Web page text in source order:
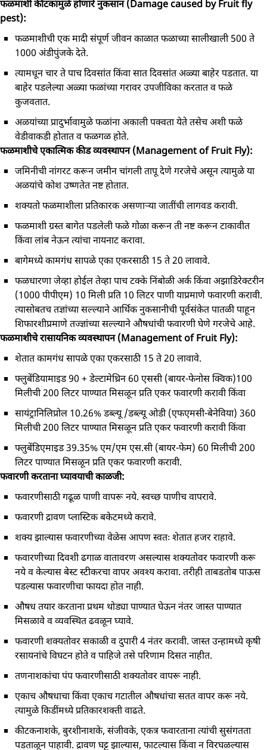
फळमाशी कीटकामुळे होणारे नुकसान (Damage caused by Fruit fly
pest):
फळमाशीची एक मादी संपूर्ण जीवन काळात फळाच्या सालीखाली 500 ते
1000 अंडीपुंजके देते.
त्यामधून चार ते पाच दिवसांत किंवा सात दिवसांत अळ्या बाहेर पडतात. या
बाहेर पडलेल्या अळ्या फळांच्या गरावर उपजीविका करतात व फळे
कुजवतात.
अळयांच्या प्रादुर्भावामुळे फळांना अकाली पक्वता येते तसेच अशी फळे
वेडीवाकडी होतात व फळगळ होते.
फळमाशीचे एकात्मिक कीड व्यवस्थापन (Management of Fruit Fly):
जमिनीची नांगरट करून जमीन चांगली तापू देणे गरजेचे असून त्यामुळे या
अळयांचे कोश उष्णतेत नष्ट होतात.
शक्यतो फळमाशीला प्रतिकारक असणाऱ्या जातींची लागवड करावी.
फळमाशी ग्रस्त बागेत पडलेली फळे गोळा करून ती नष्ट करून टाकावीत
किंवा लांब नेऊन त्यांचा नायनाट करावा.
बागेमध्ये कामगंध सापळे एका एकरसाठी 15 ते 20 लावावे.
फळधारणा जेव्हा होईल तेव्हा पाच टक्के निंबोळी अर्क किंवा अझाडिरेक्टरीन
(1000 पीपीएम) 10 मिली प्रति 10 लिटर पाणी याप्रमाणे फवारणी करावी.
त्यासोबतच तज्ञांच्या सल्ल्याने आर्थिक नुकसानीची पूर्वसंकेत पातळी पाहून
शिफारशीप्रमाणे तज्ज्ञांच्या सल्ल्याने औषधांची फवारणी घेणे गरजेचे आहे.
फळमाशीचे रासायनिक व्यवस्थापन (Management of Fruit Fly):
शेतात कामगंध सापळे एका एकरसाठी 15 ते 20 लावावे.
फ्लुबेंडियामाइड 90 + डेल्टामेथ्रिन 60 एससी (बायर-फेनोस क्विक)100
मिलीची 200 लिटर पाण्यात मिसळून प्रति एकर फवारणी करावी किंवा
सायंट्रानिलिप्रोल 10.26% डब्ल्यू /डब्ल्यू ओडी (एफएमसी-बेनेविया) 360
मिलीची 200 लिटर पाण्यात मिसळून प्रति एकर फवारणी करावी किंवा
फ्लुबेंडिएमाइड 39.35% एम/एम एस.सी (बायर-फेम) 60 मिलीची 200
लिटर पाण्यात मिसळून प्रति एकर फवारणी करावी.
फवारणी करताना घ्यावयाची काळजी:
फवारणीसाठी गढूळ पाणी वापरू नये. स्वच्छ पाणीच वापरावे.
फवारणी द्रावण प्लास्टिक बकेटमध्ये करावे.
शक्य झाल्यास फवारणीच्या वेळेस आपण स्वतः शेतात हजर राहावे.
फवारणीच्या दिवशी ढगाळ वातावरण असल्यास शक्यतोवर फवारणी करू
नये व केल्यास बेस्ट स्टीकरचा वापर अवश्य करावा. तरीही ताबडतोब पाऊस
पडल्यास फवारणीचा फायदा होत नाही.
औषध तयार करताना प्रथम थोड्या पाण्यात घेऊन नंतर जास्त पाण्यात
मिसळावे व व्यवस्थित ढवळून घ्यावे.
फवारणी शक्यतोवर सकाळी व दुपारी 4 नंतर करावी. जास्त उन्हामध्ये कृषी
रसायनांचे विघटन होते व पाहिजे तसे परिणाम दिसत नाहीत.
तणनाशकांचा पंप फवारणीसाठी शक्यतोवर वापरू नाही.
एकाच औषधाचा किंवा एकाच गटातील औषधांचा सतत वापर करू नये.
त्यामुळे किडींमध्ये प्रतिकारशक्ती वाढते.
कीटकनाशके, बुरशीनाशके, संजीवके, एकत्र फवारताना त्यांची सुसंगतता
पडताळून पाहावी. द्रावण घट्ट झाल्यास, फाटल्यास किंवा न विरघळल्यास